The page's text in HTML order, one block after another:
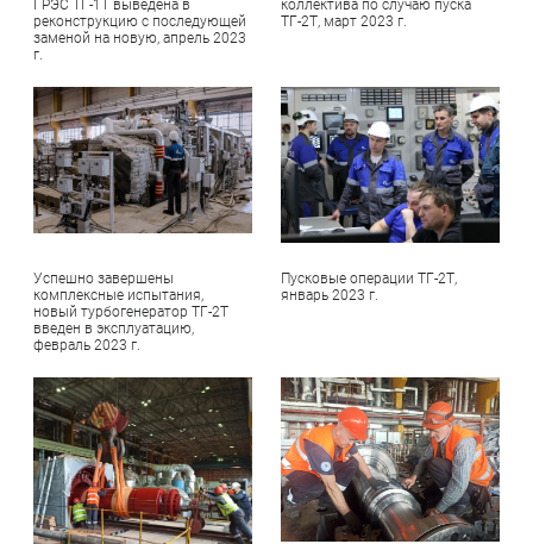
ГРЭС ТГ-1Т выведена в
реконструкцию с последующей
заменой на новую, апрель 2023
г.
коллектива по случаю пуска
ТГ-2Т, март 2023 г.
Успешно завершены
комплексные испытания,
новый турбогенератор ТГ-2Т
введен в эксплуатацию,
февраль 2023 г.
Пусковые операции ТГ-2Т,
январь 2023 г.